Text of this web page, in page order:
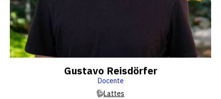
Gustavo Reisdörfer
Docente
Lattes